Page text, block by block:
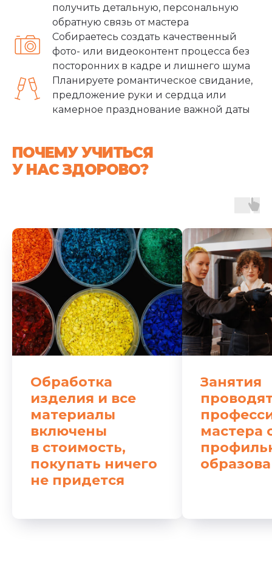
получить детальную, персональную
обратную связь от мастера
Собираетесь создать качественный
фото- или видеоконтент процесса без
посторонних в кадре и лишнего шума
Планируете романтическое свидание,
предложение руки и сердца или
камерное празднование важной даты
ПОЧЕМУ УЧИТЬСЯ
У НАС ЗДОРОВО?
Обработка
изделия и все
материалы
включены
в стоимость,
покупать ничего
не придется
Занятия
мастера